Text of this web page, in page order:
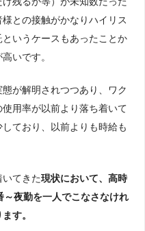
との接触がかなりハイリス
いうケースもあったことか
いです。
が解明されつつあり、ワク
用率が以前より落ち着いて
ており、以前よりも時給も
てきた現状において、高時
夜勤を一人でこなさなけれ
す。